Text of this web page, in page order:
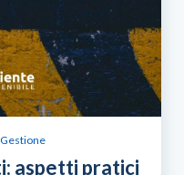
aspetti pratici